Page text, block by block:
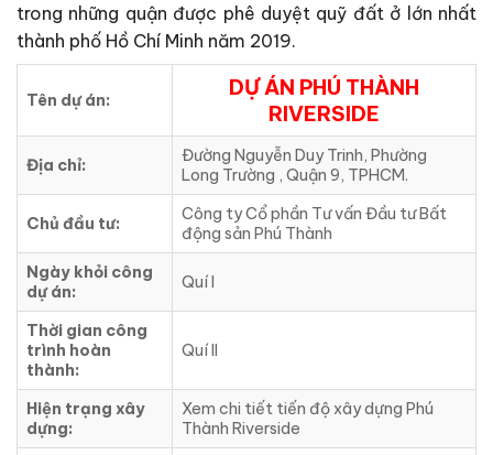
trong những quận được phê duyệt quỹ đất ở lớn nhất
thành phố Hồ Chí Minh năm 2019.
Tên dự án:
DỰ ÁN PHÚ THÀNH
RIVERSIDE
Địa chỉ:
Đường Nguyễn Duy Trinh, Phường
Long Trường , Quận 9, TPHCM.
Chủ đầu tư:
Công ty Cổ phần Tư vấn Đầu tư Bất
động sản Phú Thành
Ngày khỏi công
dự án:
Quí I
Thời gian công
trình hoàn
thành:
Quí II
Hiện trạng xây
dựng:
Xem chi tiết tiến độ xây dựng Phú
Thành Riverside